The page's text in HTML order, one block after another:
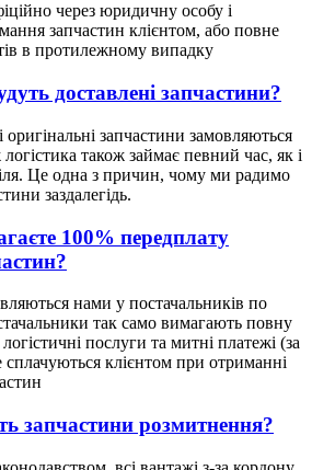
через юридичну особу і
запчастин клієнтом, або повне
в протилежному випадку
доставлені запчастини?
оригінальні запчастини замовляються
також займає певний час, як і
Це одна з причин, чому ми радимо
заздалегідь.
100% передплату
нами у постачальників по
так само вимагають повну
послуги та митні платежі (за
сплачуються клієнтом при отриманні
запчастини розмитнення?